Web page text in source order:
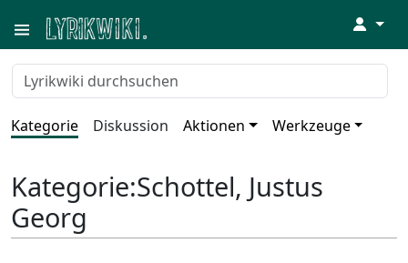
↓
Kategorie Diskussion Aktionen Werkzeuge
Kategorie:Schottel, Justus
Georg